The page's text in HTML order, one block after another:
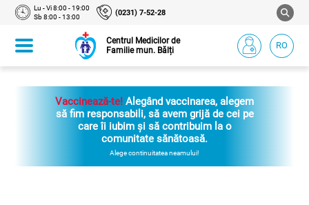
Lu - Vi 8:00 - 19:00
Sb 8:00 - 13:00
(0231) 7-52-28
Centrul Medicilor de
Familie mun. Bălți
RO
Vaccinează-te! Alegând vaccinarea, alegem
să fim responsabili, să avem grijă de cei pe
care îi iubim și să contribuim la o
comunitate sănătoasă.
Alege continuitatea neamului!